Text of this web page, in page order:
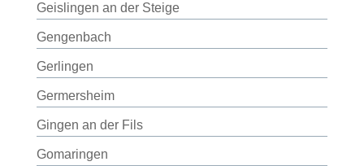
Geislingen an der Steige
Gengenbach
Gerlingen
Germersheim
Gingen an der Fils
Gomaringen